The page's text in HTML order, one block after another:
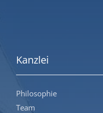
Kanzlei
Philosophie
Team